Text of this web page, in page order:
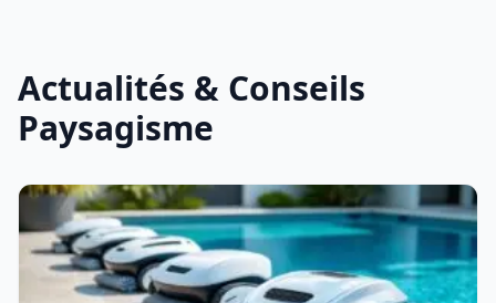
Actualités & Conseils
Paysagisme